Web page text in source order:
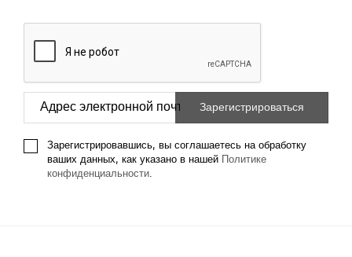
Зарегистрировавшись, вы соглашаетесь на обработку
ваших данных, как указано в нашей
Политике
конфиденциальности.